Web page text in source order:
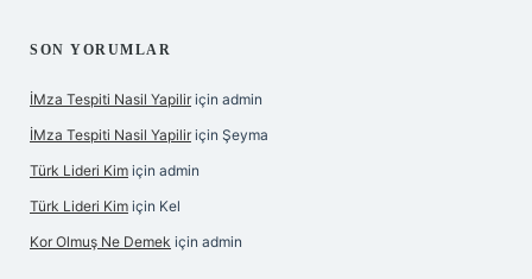
SON YORUMLAR
İMza Tespiti Nasil Yapilir için admin
İMza Tespiti Nasil Yapilir için Şeyma
Türk Lideri Kim için admin
Türk Lideri Kim için Kel
Kor Olmuş Ne Demek için admin